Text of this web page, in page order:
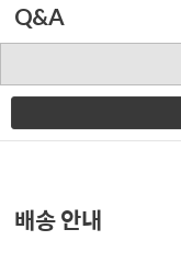
Q&A
배송 안내